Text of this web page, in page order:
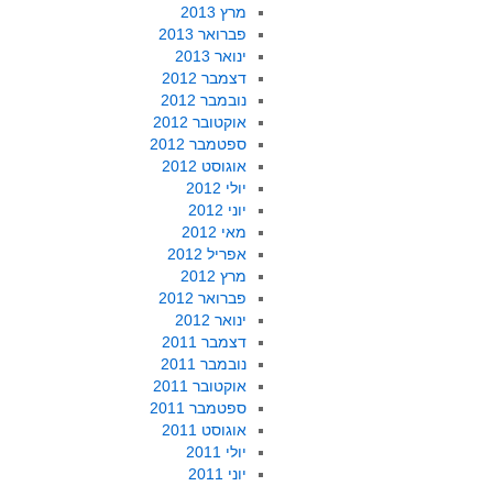
מרץ 2013
פברואר 2013
ינואר 2013
דצמבר 2012
נובמבר 2012
אוקטובר 2012
ספטמבר 2012
אוגוסט 2012
יולי 2012
יוני 2012
מאי 2012
אפריל 2012
מרץ 2012
פברואר 2012
ינואר 2012
דצמבר 2011
נובמבר 2011
אוקטובר 2011
ספטמבר 2011
אוגוסט 2011
יולי 2011
יוני 2011